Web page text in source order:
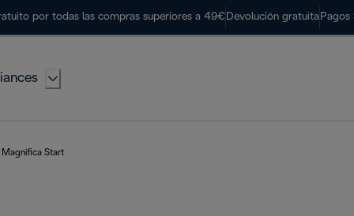
por todas las compras superiores a 49€ Devolución gratuita Pagos
Magnifica Start